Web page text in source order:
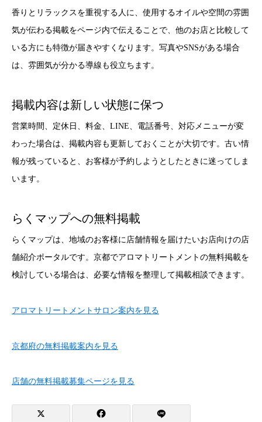
香りとリラックスを重視する人に、使用するオイルや空間の雰囲
気が伝わる掲載をページ内で伝えることで、他のお店と比較して
いる方にも特徴が届きやすくなります。写真やSNSがある場合
は、雰囲気が分かる導線も役立ちます。
掲載内容は新しい状態に保つ
営業時間、定休日、料金、LINE、電話番号、対応メニューが変
わった場合は、掲載内容も更新しておくことが大切です。古い情
報が残っていると、お客様が予約しようとしたときに迷ってしま
います。
らくマップへの無料掲載
らくマップは、地域のお客様に店舗情報を届けたいお店向けの店
舗紹介ポータルです。京都でアロマトリートメントの無料掲載を
検討している場合は、必要な情報を整理して掲載相談できます。
アロマトリートメントサロン案内を見る
京都府の無料掲載案内を見る
店舗の無料掲載募集ページを見る